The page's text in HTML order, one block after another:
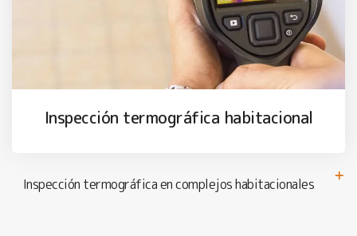
Inspección termográfica habitacional
Inspección termográfica en complejos habitacionales